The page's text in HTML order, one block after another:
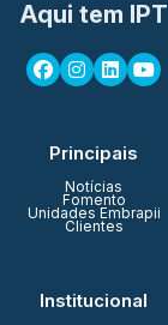
Aqui tem IPT
Principais
Notícias
Fomento
Unidades Embrapii
Clientes
Institucional